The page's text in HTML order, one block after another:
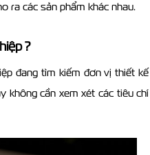
ra các sản phẩm khác nhau.
?
đang tìm kiếm đơn vị thiết kế
không cần xem xét các tiêu chí